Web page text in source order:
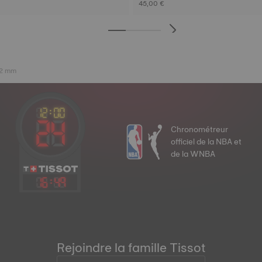
45,00 €
mm
16:49
Chronométreur
officiel de la NBA et
de la WNBA
Rejoindre la famille Tissot